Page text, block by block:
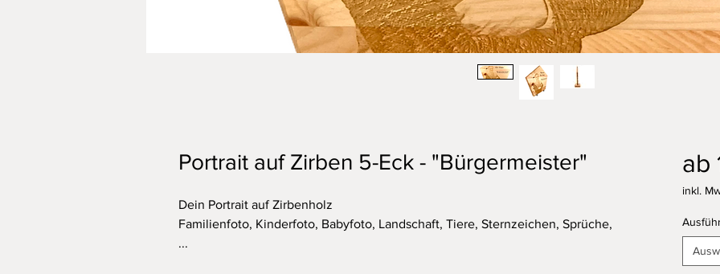
Portrait auf Zirben 5-Eck - "Bürgermeister"
Dein Portrait auf Zirbenholz
Familienfoto, Kinderfoto, Babyfoto, Landschaft, Tiere, Sternzeichen, Sprüche,
...
ab
inkl.